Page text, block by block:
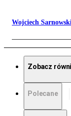
Wojciech
Zobacz
Polecane